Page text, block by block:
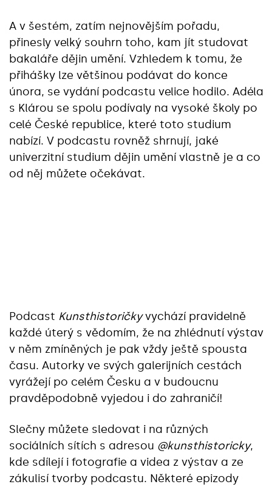
A v šestém, zatím nejnovějším pořadu,
přinesly velký souhrn toho, kam jít studovat
bakaláře dějin umění. Vzhledem k tomu, že
přihášky lze většinou podávat do konce
února, se vydání podcastu velice hodilo. Adéla
s Klárou se spolu podívaly na vysoké školy po
celé České republice, které toto studium
nabízí. V podcastu rovněž shrnují, jaké
univerzitní studium dějin umění vlastně je a co
od něj můžete očekávat.
Podcast Kunsthistoričkyvychází pravidelně
každé úterý s vědomím, že na zhlédnutí výstav
v něm zmíněných je pak vždy ještě spousta
času. Autorky ve svých galerijních cestách
vyrážejí po celém Česku a v budoucnu
pravděpodobně vyjedou i do zahraničí!
Slečny můžete sledovat i na různých
sociálních sítích s adresou @kunsthistoricky,
kde sdílejí i fotografie a videa z výstav a ze
zákulisí tvorby podcastu. Některé epizody